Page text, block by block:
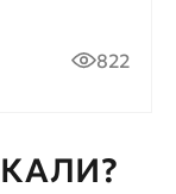
822